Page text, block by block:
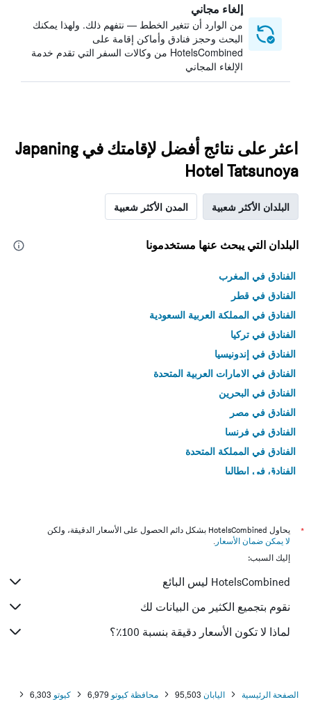
إلغاء مجاني
من الوارد أن تتغير الخطط — نتفهم ذلك. ولهذا يمكنك
البحث وحجز فنادق وأماكن إقامة على
HotelsCombined من وكالات السفر التي تقدم خدمة
الإلغاء المجاني
اعثر على نتائج أفضل لإقامتك في Japaning
Hotel Tatsunoya
البلدان الأكثر شعبية المدن الأكثر شعبية
البلدان التي يبحث عنها مستخدمونا
الفنادق في المغرب
الفنادق في قطر
الفنادق في المملكة العربية السعودية
الفنادق في تركيا
الفنادق في إندونيسيا
الفنادق في الامارات العربية المتحدة
الفنادق في البحرين
الفنادق في مصر
الفنادق في فرنسا
الفنادق في المملكة المتحدة
الفنادق في إيطاليا
*
يحاول HotelsCombined بشكل دائم الحصول على الأسعار الدقيقة، ولكن
لا يمكن ضمان الأسعار .
إليك السبب:
HotelsCombined ليس البائع
نقوم بتجميع الكثير من البيانات لك
لماذا لا تكون الأسعار دقيقة بنسبة 100٪؟
الصفحة الرئيسية اليابان 95,503 محافظة كيوتو 6,979 كيوتو 6,303